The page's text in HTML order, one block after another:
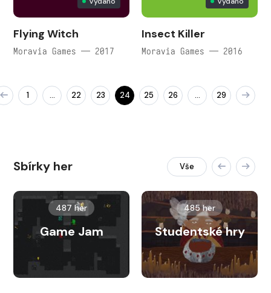
Flying Witch
Moravia Games — 2017
Insect Killer
Moravia Games — 2016
1 … 22 23 24 25 26 … 29
Sbírky her Vše
487 her
Game Jam
485 her
Studentské hry